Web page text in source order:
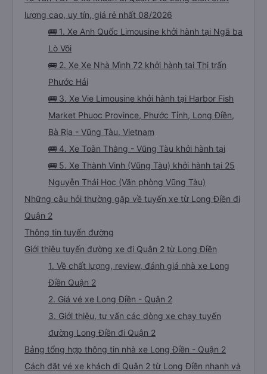
lượng cao, uy tín, giá rẻ nhất 08/2026
🚌 1. Xe Anh Quốc Limousine khởi hành tại Ngã ba
Lò Vôi
🚌 2. Xe Xe Nhà Mình 72 khởi hành tại Thị trấn
Phước Hải
🚌 3. Xe Vie Limousine khởi hành tại Harbor Fish
Market Phuoc Province, Phước Tỉnh, Long Điền,
Bà Rịa - Vũng Tàu, Vietnam
🚌 4. Xe Toàn Thắng - Vũng Tàu khởi hành tại
🚌 5. Xe Thành Vinh (Vũng Tàu) khởi hành tại 25
Nguyễn Thái Học (Văn phòng Vũng Tàu)
Những câu hỏi thường gặp về tuyến xe từ Long Điền đi
Quận 2
Thông tin tuyến đường
Giới thiệu tuyến đường xe đi Quận 2 từ Long Điền
1. Về chất lượng, review, đánh giá nhà xe Long
Điền Quận 2
2. Giá vé xe Long Điền - Quận 2
3. Giới thiệu, tư vấn các dòng xe chạy tuyến
đường Long Điền đi Quận 2
Bảng tổng hợp thông tin nhà xe Long Điền - Quận 2
Cách đặt vé xe khách đi Quận 2 từ Long Điền nhanh và